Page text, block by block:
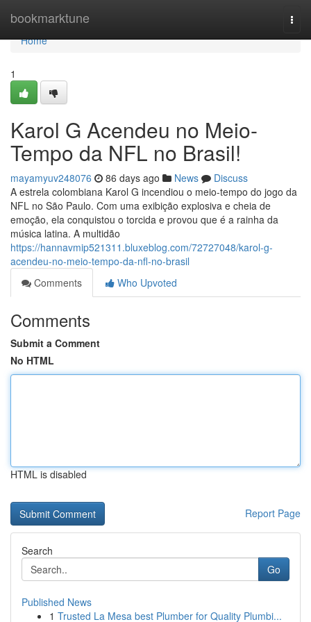
bookmarktune
Home
Home
1
Karol G Acendeu no Meio-
Tempo da NFL no Brasil!
mayamyuv248076 86 days ago News
Discuss
A estrela colombiana Karol G incendiou o meio-tempo do jogo da
NFL no São Paulo. Com uma exibição explosiva e cheia de
emoção, ela conquistou o torcida e provou que é a rainha da
música latina. A multidão
https://hannavmip521311.bluxeblog.com/72727048/karol-g-
acendeu-no-meio-tempo-da-nfl-no-brasil
Comments
Who Upvoted
Comments
Submit a Comment
No HTML
HTML is disabled
Report Page
Search
Go
Published News
1 Trusted La Mesa best Plumber for Quality Plumbi...